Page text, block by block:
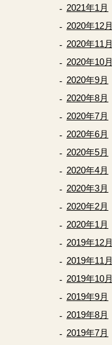
2021年1月
2020年12月
2020年11月
2020年10月
2020年9月
2020年8月
2020年7月
2020年6月
2020年5月
2020年4月
2020年3月
2020年2月
2020年1月
2019年12月
2019年11月
2019年10月
2019年9月
2019年8月
2019年7月